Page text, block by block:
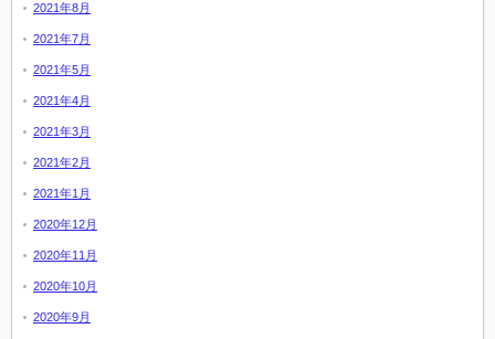
2021年8月
2021年7月
2021年5月
2021年4月
2021年3月
2021年2月
2021年1月
2020年12月
2020年11月
2020年10月
2020年9月